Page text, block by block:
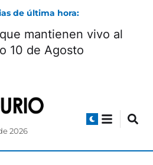
de última hora:
mantienen vivo al
10 de Agosto
2026